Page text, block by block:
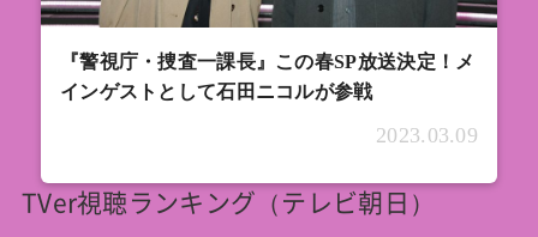
『警視庁・捜査一課長』この春SP放送決定！メ
インゲストとして石田ニコルが参戦
2023.03.09
TVer視聴ランキング（テレビ朝日）